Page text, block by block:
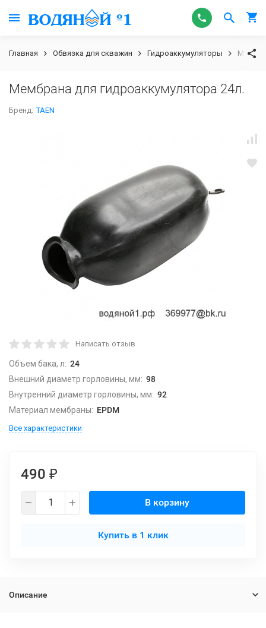
Главная Обвязка для скважин Гидроаккумуляторы
Мембрана для гидроаккумулятора 24л.
Бренд: TAEN
Написать отзыв
Объем бака, л: 24
Внешний диаметр горловины, мм: 98
Внутренний диаметр горловины, мм: 92
Материал мембраны: EPDM
Все характеристики
490 ₽
В корзину
Купить в 1 клик
Описание